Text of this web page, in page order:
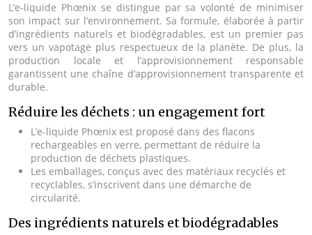
L’e-liquide Phœnix se distingue par sa volonté de minimiser
son impact sur l’environnement. Sa formule, élaborée à partir
d’ingrédients naturels et biodégradables, est un premier pas
vers un vapotage plus respectueux de la planète. De plus, la
production locale et l’approvisionnement responsable
garantissent une chaîne d’approvisionnement transparente et
durable.
Réduire les déchets : un engagement fort
L’e-liquide Phœnix est proposé dans des flacons
rechargeables en verre, permettant de réduire la
production de déchets plastiques.
Les emballages, conçus avec des matériaux recyclés et
recyclables, s’inscrivent dans une démarche de
circularité.
Des ingrédients naturels et biodégradables